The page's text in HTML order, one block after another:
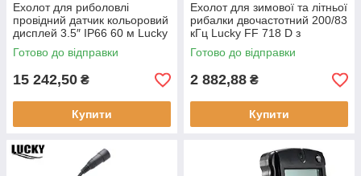
Ехолот для риболовлі
провідний датчик кольоровий
дисплей 3.5″ IP66 60 м Lucky
LBT-1-GPS GPS-навігатор
вологозахист
Готово до відправки
15 242,50 ₴
Купити
Ехолот для зимової та літньої
рибалки двочастотний 200/83
кГц Lucky FF 718 D з
вологозахищеним корпусом
IPX4
Готово до відправки
2 882,88 ₴
Купити